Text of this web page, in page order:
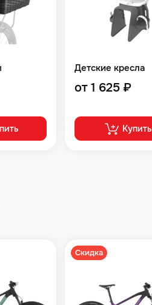
Детские кресла
от 1 625 ₽
Купить
Скидка